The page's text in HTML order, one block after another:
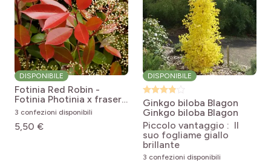
DISPONIBILE
Fotinia Red Robin -
Fotinia Photinia x fraseri
Carré Rouge
3 confezioni disponibili
5,50 €
DISPONIBILE
Ginkgo biloba Blagon
Ginkgo biloba Blagon
Piccolo vantaggio : Il
suo fogliame giallo
brillante
3 confezioni disponibili